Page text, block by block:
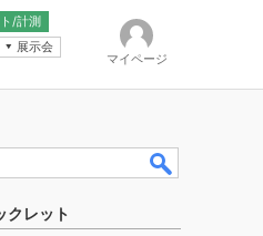
/計測
展示会
マイページ
クレット